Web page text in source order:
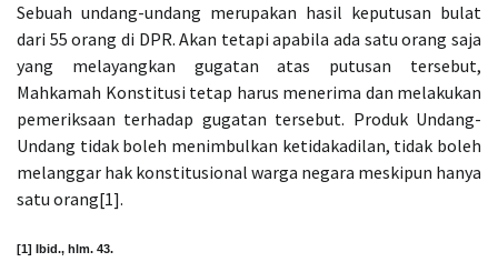
Sebuah undang-undang merupakan hasil keputusan bulat
dari 55 orang di DPR. Akan tetapi apabila ada satu orang saja
yang melayangkan gugatan atas putusan tersebut,
Mahkamah Konstitusi tetap harus menerima dan melakukan
pemeriksaan terhadap gugatan tersebut. Produk Undang-
Undang tidak boleh menimbulkan ketidakadilan, tidak boleh
melanggar hak konstitusional warga negara meskipun hanya
satu orang[1].
[1] Ibid., hlm. 43.